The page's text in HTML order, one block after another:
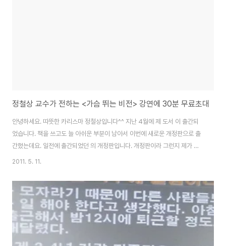
정철상 교수가 전하는 <가슴 뛰는 비전> 강연에 30분 무료초대
안녕하세요. 따뜻한 카리스마 정철상입니다^^ 지난 4월에 제 도서 이 출간되
었습니다. 책을 쓰고도 늘 아쉬운 부분이 남아서 이번에 새로운 개정판으로 출
간했는데요. 일전에 출간되었던 의 개정판입니다. 개정판이라 그런지 제가 쓴
책임에도 불구하고 홍보에 크게 신경 쓰지 못했습니다. 바닥권-_-;;ㅋ 하지만
비전을 가져야 하는지, 비전을 어떻게 수립해야 하는지, 비전에는 어떤 힘과 기
능이 있는지, 비전을 성취한 사람들의 비전에는 어떤 비전이 있는지 등에 대해
기본에 충실한 책으로서 도움 되는 내용들이 담겨 있답니다. 꿈을 가지고자 하
는 모든 사람들에게 도움이 되지만 특히 여러 사람들 앞에 서는 리더나 선생님
들에게는 도움이 될 겁니다..
2011. 5. 11.